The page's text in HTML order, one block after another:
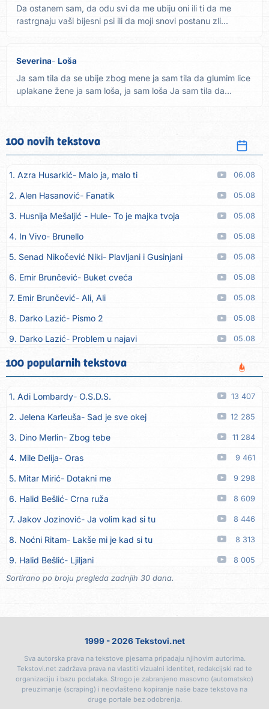
Da ostanem sam, da odu svi da me ubiju oni ili ti da me
rastrgnaju vaši bijesni psi ili da moji snovi postanu zli...
Severina Loša
Ja sam tila da se ubije zbog mene ja sam tila da glumim lice
uplakane žene ja sam loša, ja sam loša Ja sam tila da
100 novih tekstova
1. Azra Husarkić Malo ja, malo ti 06.08
2. Alen Hasanović Fanatik 05.08
3. Husnija Mešaljić - Hule To je majka tvoja 05.08
4. In Vivo Brunello 05.08
5. Senad Nikočević Niki Plavljani i Gusinjani 05.08
6. Emir Brunčević Buket cveća 05.08
7. Emir Brunčević Ali, Ali 05.08
8. Darko Lazić Pismo 2 05.08
9. Darko Lazić Problem u najavi 05.08
10. Aleksandra Đuranović Kao zver
11. Meliha Imširović Čujem mili 05.08
12. Tereza Kesovija Prvi cvijet 05.08
13. Kopito Ka´ list ol kaduje (Poput lista od kadulje) 05.08
14. Alen Polić Rožica črljena 05.08
15. Oliver Dragojević 05.08
16. Klapa Kaše Dubrovnik 05.08
17. Grupa Makedonija Ima edna moma 05.08
18. Ljupka Dimitrovska Javi se telefonom 05.08
19. Grupa 777 Kada zazvoni moj telefon 05.08
20. Grupa 777 Posljednja noć 05.08
21. Ljupka Dimitrovska Voliš... ne voliš
Tiha voda ruši stene
25. Boris Novković Sve je manje prijatelja 05.08
26. Tereza Kesovija Švora 05.08
100 popularnih tekstova
1. Adi Lombardy O.S.D.S. 13 407
2. Jelena Karleuša Sad je sve okej 12 285
3. Dino Merlin Zbog tebe 11 284
4. Mile Delija Oras 9 461
5. Mitar Mirić Dotakni me 9 298
6. Halid Bešlić Crna ruža 8 609
7. Jakov Jozinović Ja volim kad si tu 8 446
8. Noćni Ritam Lakše mi je kad si tu 8 313
9. Halid Bešlić Ljiljani 8 005
10. Aleksandra Prijović Kababa
Rekla si mi
14. Karlo! Mon amour 6 405
15. Vesna Zmijanac Ovo u grudima 6 338
16. Džej Ramadanovski Ova mačka do mene
Sortirano po broju pregleda zadnjih 30 dana.
1999 - 2026 Tekstovi.net
Sva autorska prava na tekstove pjesama pripadaju njihovim autorima.
Tekstovi.net zadržava prava na vlastiti vizualni identitet, redakcijski rad te
organizaciju i bazu podataka. Strogo je zabranjeno masovno (automatsko)
preuzimanje (scraping) i neovlašteno kopiranje naše baze tekstova na
druge portale bez odobrenja.